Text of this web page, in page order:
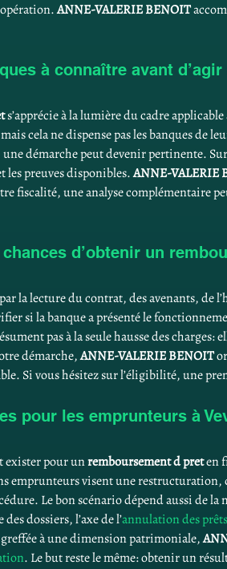
ANNE-VALERIE BENOIT
à connaître avant d’agir
s’apprécie à la lumière du cadre
cela ne dispense pas les banques de
démarche peut devenir pertinente.
les preuves disponibles. ANNE-VALERIE
fiscalité, une analyse complémentaire
d’obtenir un
la lecture du contrat, des avenants, de
si la banque a présenté le
pas à la seule hausse des
démarche, ANNE-VALERIE BENOIT
Si vous hésitez sur l’éligibilité, une
pour les emprunteurs à
exister pour un remboursement d pret en
emprunteurs visent une restructuration,
Le bon scénario dépend aussi de la
dossiers, l’axe de l’annulation des
à une dimension patrimoniale,
. Le but reste le même: obtenir un